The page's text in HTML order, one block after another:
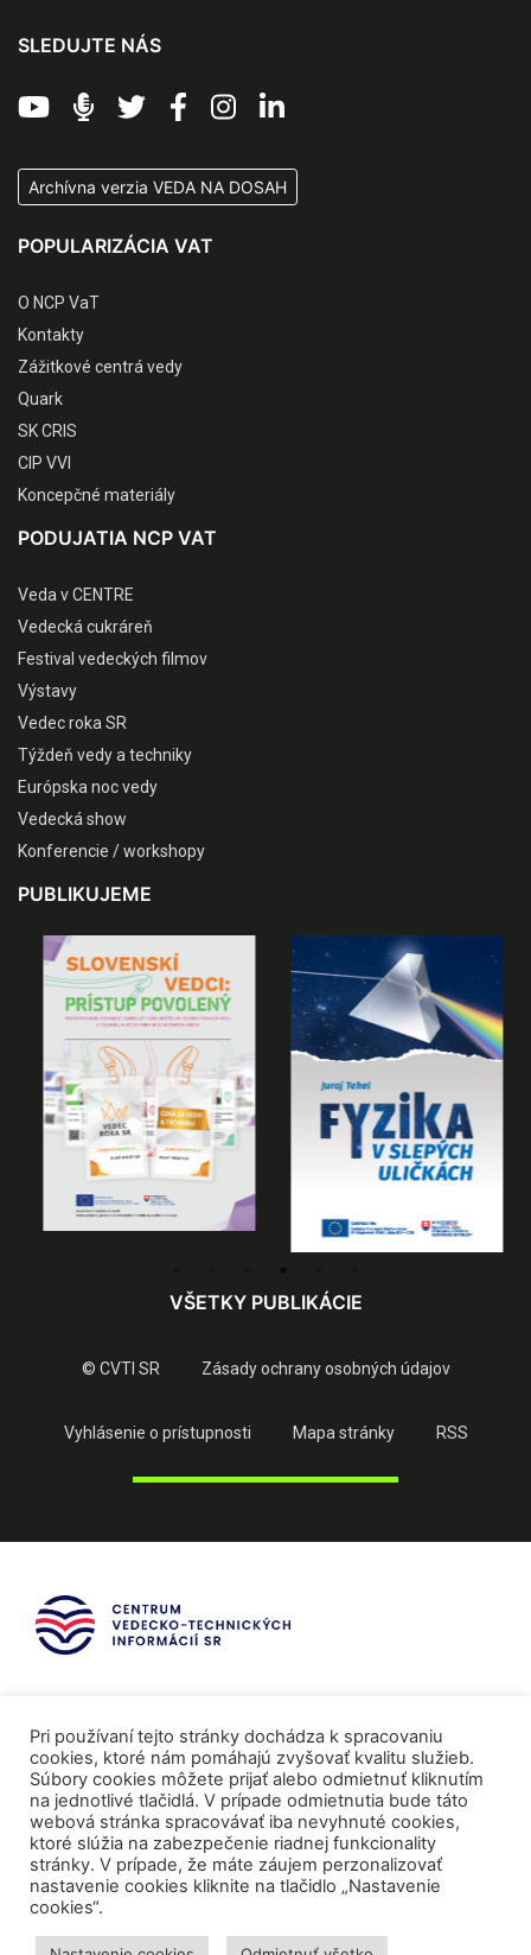
SLEDUJTE NÁS
Archívna verzia VEDA NA DOSAH
POPULARIZÁCIA VAT
O NCP VaT
Kontakty
Zážitkové centrá vedy
Quark
SK CRIS
CIP VVI
Koncepčné materiály
PODUJATIA NCP VAT
Veda v CENTRE
Vedecká cukráreň
Festival vedeckých filmov
Výstavy
Vedec roka SR
Týždeň vedy a techniky
Európska noc vedy
Vedecká show
Konferencie / workshopy
PUBLIKUJEME
VŠETKY PUBLIKÁCIE
© CVTI SR Zásady ochrany osobných údajov
Vyhlásenie o prístupnosti Mapa stránky RSS
Mediálni partneri
Pri používaní tejto stránky dochádza k spracovaniu
cookies, ktoré nám pomáhajú zvyšovať kvalitu služieb.
Súbory cookies môžete prijať alebo odmietnuť kliknutím
na jednotlivé tlačidlá. V prípade odmietnutia bude táto
webová stránka spracovávať iba nevyhnuté cookies,
ktoré slúžia na zabezpečenie riadnej funkcionality
stránky. V prípade, že máte záujem perzonalizovať
nastavenie cookies kliknite na tlačidlo „Nastavenie
cookies“.